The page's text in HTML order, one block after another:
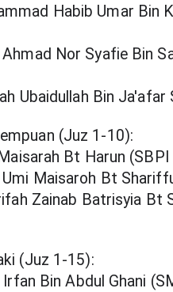
Habib Umar Bin
Ahmad Nor Syafie Bin
Ubaidullah Bin
(Juz 1-10):
Bt Harun
Umi Maisaroh Bt
Zainab Batrisyia Bt
(Juz 1-15):
Bin Abdul Ghani